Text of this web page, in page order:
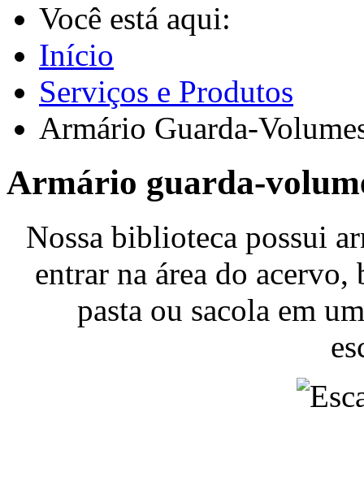
Você está aqui:
Início
Serviços e Produtos
Armário Guarda-
Armário guarda-
Nossa biblioteca possui
entrar na área do
pasta ou sacola em